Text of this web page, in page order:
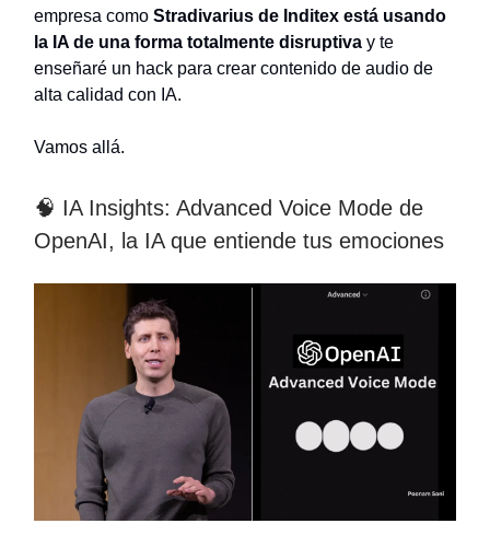
empresa como Stradivarius de Inditex está usando
la IA de una forma totalmente disruptiva y te
enseñaré un hack para crear contenido de audio de
alta calidad con IA.
Vamos allá.
🧠 IA Insights: Advanced Voice Mode de
OpenAI, la IA que entiende tus emociones